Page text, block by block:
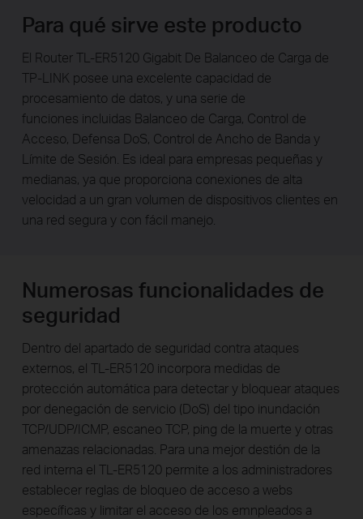
Para qué sirve este producto
El Router TL-ER5120 Gigabit De Balanceo de Carga de
TP-LINK posee una excelente capacidad de
procesamiento de datos, y una serie de
funciones incluidas Balanceo de Carga, Control de
Acceso, Defensa DoS, Control de Ancho de Banda y
Límite de Sesión. Es ideal para empresas pequeñas y
medianas, ya que proporciona conexiones de alta
velocidad a un gran volumen de dispositivos clientes en
una red segura y con fácil manejo.
Numerosas funcionalidades de
seguridad
Dentro del apartado de seguridad contra ataques
externos, el TL-ER5120 incorpora medidas de
protección automática para detectar y bloquear ataques
por denegación de servicio (DoS) del tipo inundación
TCP/UDP/ICMP, escaneo TCP, ping de la muerte y otras
amenazas relacionadas. Para una mejor destión de la
red interna el TL-ER5120 permite a los administradores
establecer reglas de bloqueo de acceso a webs
específicas y limitar el acceso de los emnpleados a